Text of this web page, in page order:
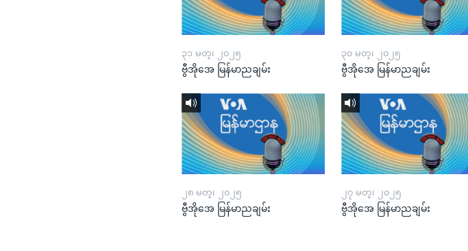
၃၁ မတ္၊ ၂၀၂၅
ဗွီအိုအေ မြန်မာညချမ်း
၃၀ မတ္၊ ၂၀၂၅
ဗွီအိုအေ မြန်မာညချမ်း
၂၈ မတ္၊ ၂၀၂၅
ဗွီအိုအေ မြန်မာညချမ်း
၂၇ မတ္၊ ၂၀၂၅
ဗွီအိုအေ မြန်မာညချမ်း